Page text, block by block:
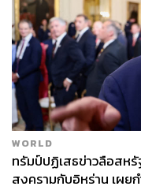
WORLD
ทรัมป์ปฏิเสธข่าวลือสหรั
สงครามกับอิหร่าน เผย